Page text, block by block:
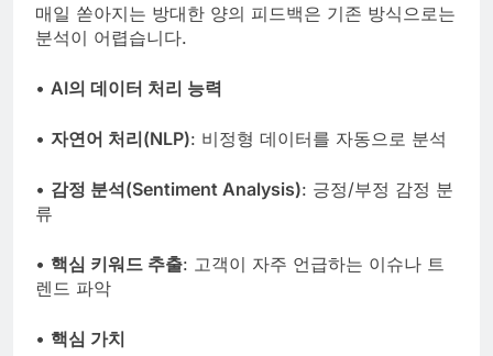
매일 쏟아지는 방대한 양의 피드백은 기존 방식으로는
분석이 어렵습니다.
• AI의 데이터 처리 능력
• 자연어 처리(NLP): 비정형 데이터를 자동으로 분석
• 감정 분석(Sentiment Analysis): 긍정/부정 감정 분
류
• 핵심 키워드 추출: 고객이 자주 언급하는 이슈나 트
렌드 파악
• 핵심 가치